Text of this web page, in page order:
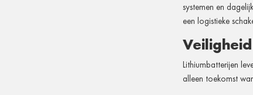
systemen en
een logistieke
Lithiumbatterijen
alleen toekomst